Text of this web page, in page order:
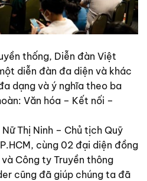
thống, Diễn đàn Việt
diễn đàn đa diện và khác
dạng và ý nghĩa theo ba
Văn hóa – Kết nối –
Thị Ninh – Chủ tịch Quỹ
cùng 02 đại diện đồng
Công ty Truyền thông
cũng đã giúp chúng ta đã